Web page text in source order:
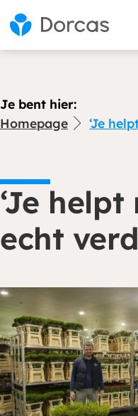
Je bent hier:
Homepage
‘Je
‘Je helpt
echt